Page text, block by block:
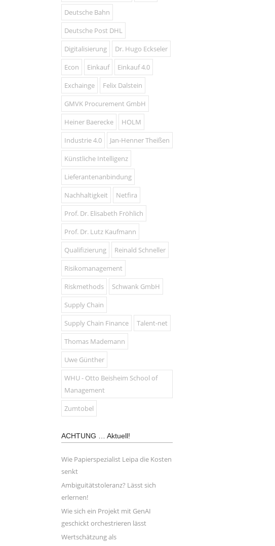
Deutsche Bahn
Deutsche Post DHL
Digitalisierung
Dr. Hugo Eckseler
Econ
Einkauf
Einkauf 4.0
Exchainge
Felix Dalstein
GMVK Procurement GmbH
Heiner Baerecke
HOLM
Industrie 4.0
Jan-Henner Theißen
Künstliche Intelligenz
Lieferantenanbindung
Nachhaltigkeit
Netfira
Prof. Dr. Elisabeth Fröhlich
Prof. Dr. Lutz Kaufmann
Qualifizierung
Reinald Schneller
Risikomanagement
Riskmethods
Schwank GmbH
Supply Chain
Supply Chain Finance
Talent-net
Thomas Mademann
Uwe Günther
WHU - Otto Beisheim School of
Management
Zumtobel
ACHTUNG … Aktuell!
Wie Papierspezialist Leipa die Kosten
senkt
Ambiguitätstoleranz? Lässt sich
erlernen!
Wie sich ein Projekt mit GenAI
geschickt orchestrieren lässt
Wertschätzung als